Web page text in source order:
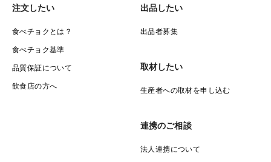
注文したい
食べチョクとは？
食べチョク基準
品質保証について
飲食店の方へ
出品したい
出品者募集
取材したい
生産者への取材を申し込む
連携のご相談
法人連携について